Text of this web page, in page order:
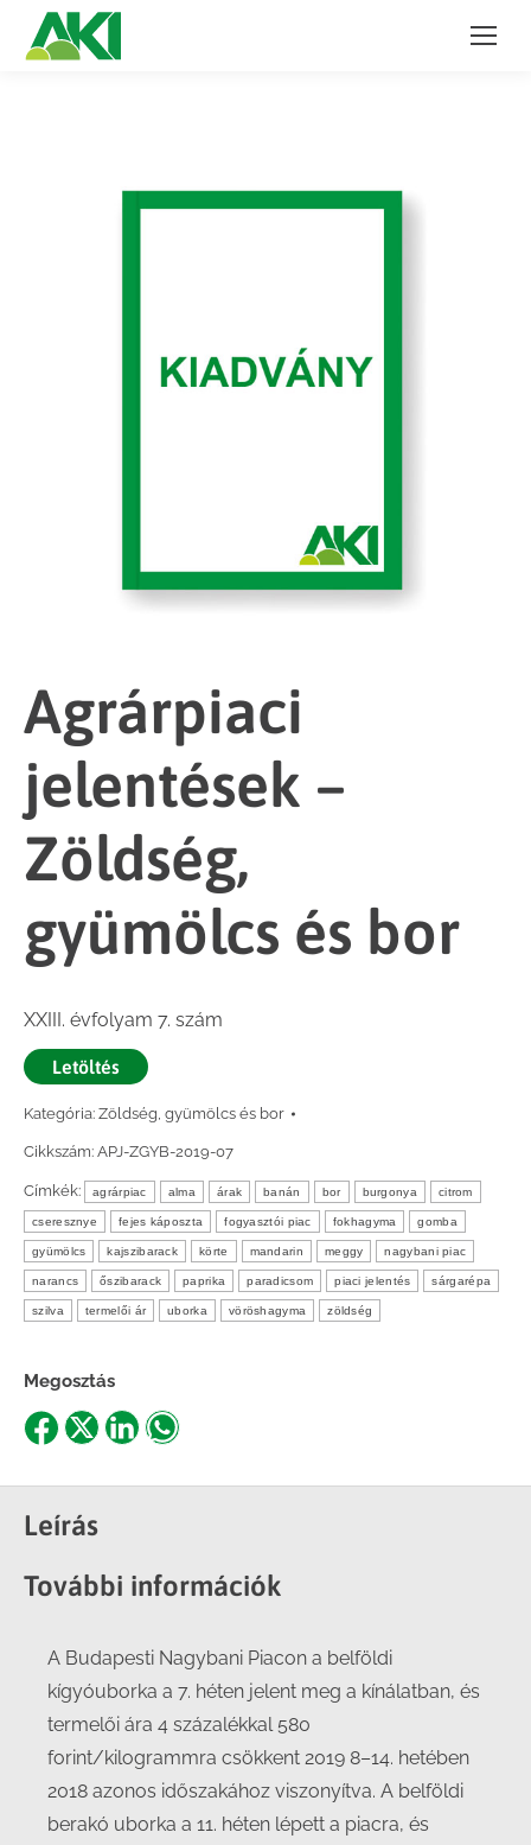
Agrárpiaci
jelentések –
Zöldség,
gyümölcs és bor
XXIII. évfolyam 7. szám
Letöltés
Kategória: Zöldség, gyümölcs és bor
Cikkszám: APJ-ZGYB-2019-07
Címkék: agrárpiac alma árak banán bor burgonya citrom
cseresznye fejes káposzta fogyasztói piac fokhagyma gomba
gyümölcs kajszibarack körte mandarin meggy nagybani piac
narancs őszibarack paprika paradicsom piaci jelentés sárgarépa
szilva termelői ár uborka vöröshagyma zöldség
Megosztás
Share
Facebook
Share
X
ShareShare
Leírás
További információk
A Budapesti Nagybani Piacon a belföldi
kígyóuborka a 7. héten jelent meg a kínálatban, és
termelői ára 4 százalékkal 580
forint/kilogrammra csökkent 2019 8–14. hetében
2018 azonos időszakához viszonyítva. A belföldi
berakó uborka a 11. héten lépett a piacra, és